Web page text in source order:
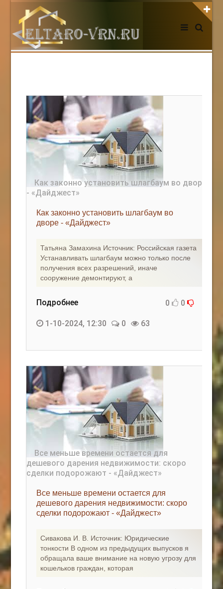
АВТОРИЗАЦИЯ НА САЙТЕ
НОВОСТИ СЕГОДНЯ
Edgarpo26@gmail.com
axin.ed@yandex.ru
yrikf40@gmail.com
Eltaro-Vrn.ru
Как законно установить шлагбаум во
дворе - «Дайджест»
Татьяна Замахина Источник: Российская газета
Устанавливать шлагбаум можно только после
получения всех разрешений, иначе
сооружение демонтируют, а
Подробнее 0 0
1-10-2024, 12:30 0 63
Все меньше времени остается для
дешевого дарения недвижимости: скоро
сделки подорожают - «Дайджест»
Сивакова И. В. Источник: Юридические
тонкости В одном из предыдущих выпусков я
обращала ваше внимание на новую угрозу для
кошельков граждан, которая